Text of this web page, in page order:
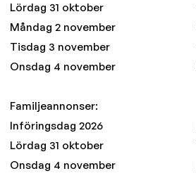
Lördag 31 oktober
Måndag 2 november
Tisdag 3 november
Onsdag 4 november
Familjeannonser:
Införingsdag 2026
Lördag 31 oktober
Onsdag 4 november